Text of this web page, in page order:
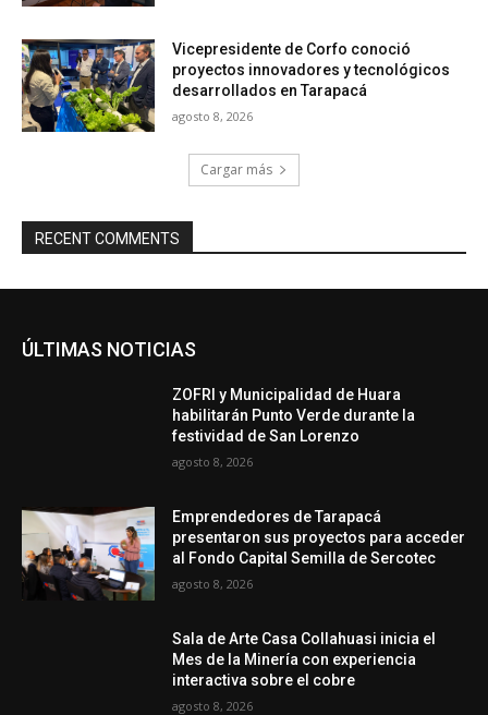
Vicepresidente de Corfo conoció
proyectos innovadores y tecnológicos
desarrollados en Tarapacá
agosto 8, 2026
Cargar más
RECENT COMMENTS
ÚLTIMAS NOTICIAS
ZOFRI y Municipalidad de Huara
habilitarán Punto Verde durante la
festividad de San Lorenzo
agosto 8, 2026
Emprendedores de Tarapacá
presentaron sus proyectos para acceder
al Fondo Capital Semilla de Sercotec
agosto 8, 2026
Sala de Arte Casa Collahuasi inicia el
Mes de la Minería con experiencia
interactiva sobre el cobre
agosto 8, 2026